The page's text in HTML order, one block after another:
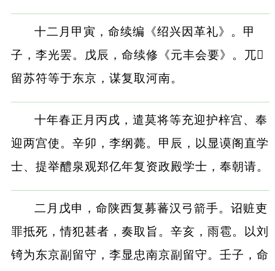
十二月甲寅，命续编《绍兴因革礼》。甲
子，李光罢。戊辰，命续修《元丰会要》。兀
留苏符等于东京，谋复取河南。
十年春正月丙戌，遣莫将等充迎护梓宫、奉
迎两宫使。辛卯，李纲薨。甲辰，以显谟阁直学
士、提举醴泉观郑亿年复资政殿学士，奉朝请。
二月戊申，命陕西复募蕃汉弓箭手。诏赃吏
罪抵死，情犯甚者，奏取旨。辛亥，雨雹。以刘
锜为东京副留守，李显忠南京副留守。壬子，命